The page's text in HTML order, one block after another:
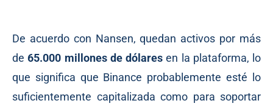
De acuerdo con Nansen, quedan activos por más
de65.000 millones de dólares en la plataforma, lo
que significa que Binance probablemente esté lo
suficientemente capitalizada como para soportar